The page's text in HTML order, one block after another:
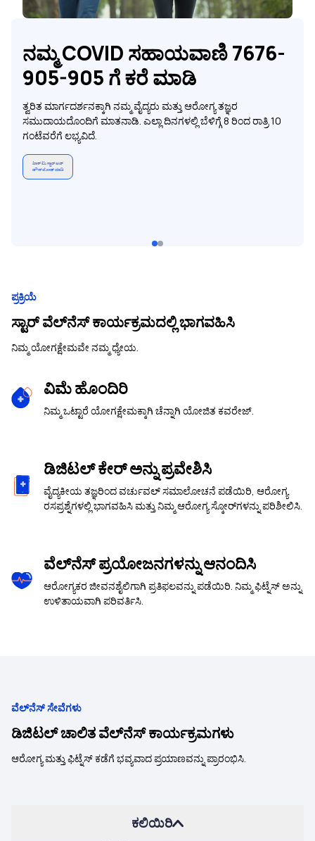
ನಮ್ಮ COVID ಸಹಾಯವಾಣಿ 7676-
905-905 ಗೆ ಕರೆ ಮಾಡಿ
ತ್ವರಿತ ಮಾರ್ಗದರ್ಶನಕ್ಕಾಗಿ ನಮ್ಮ ವೈದ್ಯರು ಮತ್ತು ಆರೋಗ್ಯ ತಜ್ಞರ
ಸಮುದಾಯದೊಂದಿಗೆ ಮಾತನಾಡಿ. ಎಲ್ಲಾ ದಿನಗಳಲ್ಲಿ ಬೆಳಿಗ್ಗೆ 8 ರಿಂದ ರಾತ್ರಿ 10
ಗಂಟೆವರೆಗೆ ಲಭ್ಯವಿದೆ.
ಟಾಕ್ ಟು ಸ್ಟಾರ್ ಆಪ್
ಡೌನ್‌ಲೋಡ್ ಮಾಡಿ
ಪ್ರಕ್ರಿಯೆ
ಸ್ಟಾರ್ ವೆಲ್‌ನೆಸ್ ಕಾರ್ಯಕ್ರಮದಲ್ಲಿ ಭಾಗವಹಿಸಿ
ನಿಮ್ಮ ಯೋಗಕ್ಷೇಮವೇ ನಮ್ಮ ಧ್ಯೇಯ.
ವಿಮೆ ಹೊಂದಿರಿ
ನಿಮ್ಮ ಒಟ್ಟಾರೆ ಯೋಗಕ್ಷೇಮಕ್ಕಾಗಿ ಚೆನ್ನಾಗಿ ಯೋಜಿತ ಕವರೇಜ್.
ಡಿಜಿಟಲ್ ಕೇರ್ ಅನ್ನು ಪ್ರವೇಶಿಸಿ
ವೈದ್ಯಕೀಯ ತಜ್ಞರಿಂದ ವರ್ಚುವಲ್ ಸಮಾಲೋಚನೆ ಪಡೆಯಿರಿ, ಆರೋಗ್ಯ
ರಸಪ್ರಶ್ನೆಗಳಲ್ಲಿ ಭಾಗವಹಿಸಿ ಮತ್ತು ನಿಮ್ಮ ಆರೋಗ್ಯ ಸ್ಕೋರ್‌ಗಳನ್ನು ಪರಿಶೀಲಿಸಿ.
ವೆಲ್‌ನೆಸ್‌ ಪ್ರಯೋಜನಗಳನ್ನು ಆನಂದಿಸಿ
ಆರೋಗ್ಯಕರ ಜೀವನಶೈಲಿಗಾಗಿ ಪ್ರತಿಫಲವನ್ನು ಪಡೆಯಿರಿ. ನಿಮ್ಮ ಫಿಟ್ನೆಸ್ ಅನ್ನು
ಉಳಿತಾಯವಾಗಿ ಪರಿವರ್ತಿಸಿ.
ವೆಲ್‌ನೆಸ್‌ ಸೇವೆಗಳು
ಡಿಜಿಟಲ್ ಚಾಲಿತ ವೆಲ್‌ನೆಸ್‌ ಕಾರ್ಯಕ್ರಮಗಳು
ಆರೋಗ್ಯ ಮತ್ತು ಫಿಟ್ನೆಸ್ ಕಡೆಗೆ ಭವ್ಯವಾದ ಪ್ರಯಾಣವನ್ನು ಪ್ರಾರಂಭಿಸಿ.
ಕಲಿಯಿರಿ